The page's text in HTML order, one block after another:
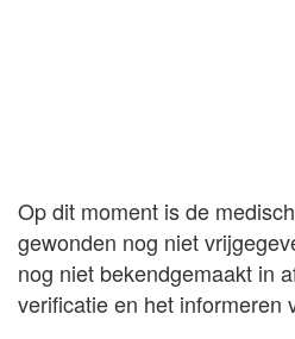
Op dit moment is de
gewonden nog niet
nog niet bekendgemaakt in
verificatie en het informeren